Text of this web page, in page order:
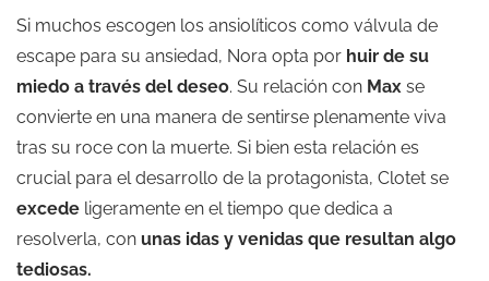
Si muchos escogen los ansiolíticos como válvula de
escape para su ansiedad, Nora opta por huir de su
miedo a través del deseo. Su relación con Max se
convierte en una manera de sentirse plenamente viva
tras su roce con la muerte. Si bien esta relación es
crucial para el desarrollo de la protagonista, Clotet se
excede ligeramente en el tiempo que dedica a
resolverla, con unas idas y venidas que resultan algo
tediosas.